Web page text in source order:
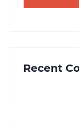
Recent